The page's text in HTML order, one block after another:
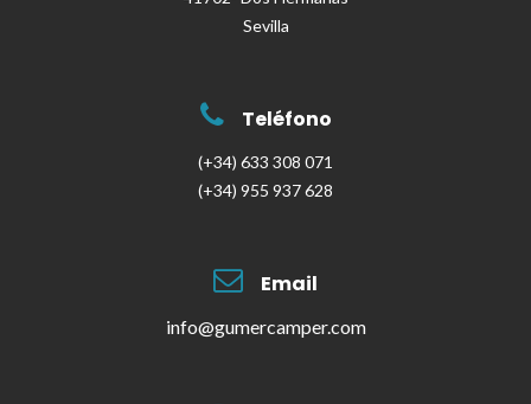
Sevilla
Teléfono
(+34) 633 308 071
(+34) 955 937 628
Email
info@gumercamper.com